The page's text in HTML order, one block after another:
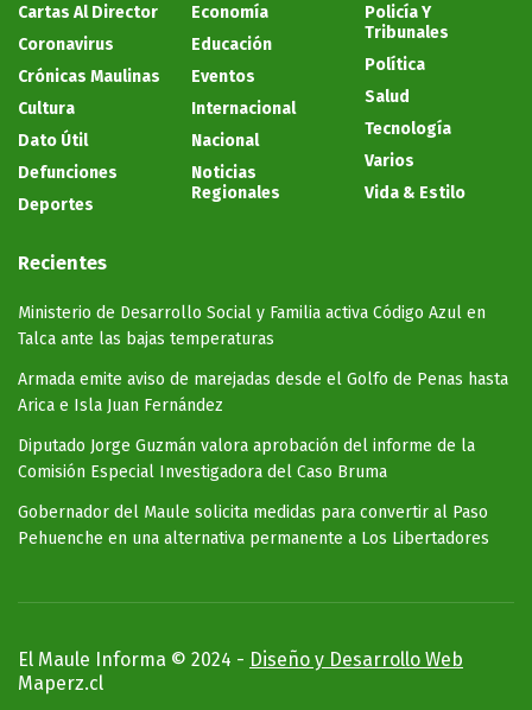
Cartas Al Director
Coronavirus
Crónicas Maulinas
Cultura
Dato Útil
Defunciones
Deportes
Economía
Educación
Eventos
Internacional
Nacional
Noticias
Regionales
Policía Y
Tribunales
Política
Salud
Tecnología
Varios
Vida & Estilo
Recientes
Ministerio de Desarrollo Social y Familia activa Código Azul en
Talca ante las bajas temperaturas
​Armada emite aviso de marejadas desde el Golfo de Penas hasta
Arica e Isla Juan Fernández
Diputado Jorge Guzmán valora aprobación del informe de la
Comisión Especial Investigadora del Caso Bruma
Gobernador del Maule solicita medidas para convertir al Paso
Pehuenche en una alternativa permanente a Los Libertadores
El Maule Informa © 2024 - Diseño y Desarrollo Web
Maperz.cl